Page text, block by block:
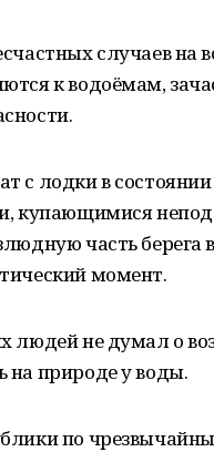
случаев
к водоёмам,
с лодки в
купающимися
часть берега
момент.
людей не думал о
на природе у воды.
по